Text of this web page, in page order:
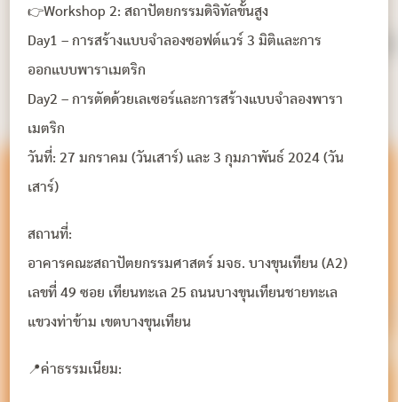
👉Workshop 2: สถาปัตยกรรมดิจิทัลขั้นสูง
Day1 – การสร้างแบบจำลองซอฟต์แวร์ 3 มิติและการ
ออกแบบพาราเมตริก
Day2 – การตัดด้วยเลเซอร์และการสร้างแบบจำลองพารา
เมตริก
วันที่: 27 มกราคม (วันเสาร์) และ 3 กุมภาพันธ์ 2024 (วัน
เสาร์)
สถานที่:
อาคารคณะสถาปัตยกรรมศาสตร์ มจธ. บางขุนเทียน (A2)
เลขที่ 49 ซอย เทียนทะเล 25 ถนนบางขุนเทียนชายทะเล
แขวงท่าข้าม เขตบางขุนเทียน
📍ค่าธรรมเนียม: